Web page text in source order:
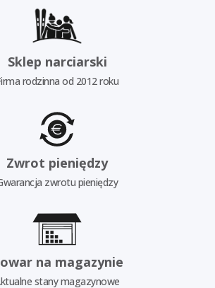
Sklep narciarski
rodzinna od 2012 roku
Zwrot pieniędzy
zwrotu pieniędzy
na magazynie
stany magazynowe